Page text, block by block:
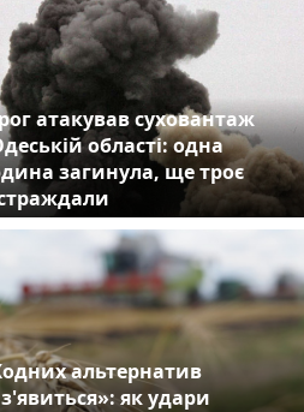
атакував суховантаж
області: одна
загинула, ще троє
альтернатив
як удари